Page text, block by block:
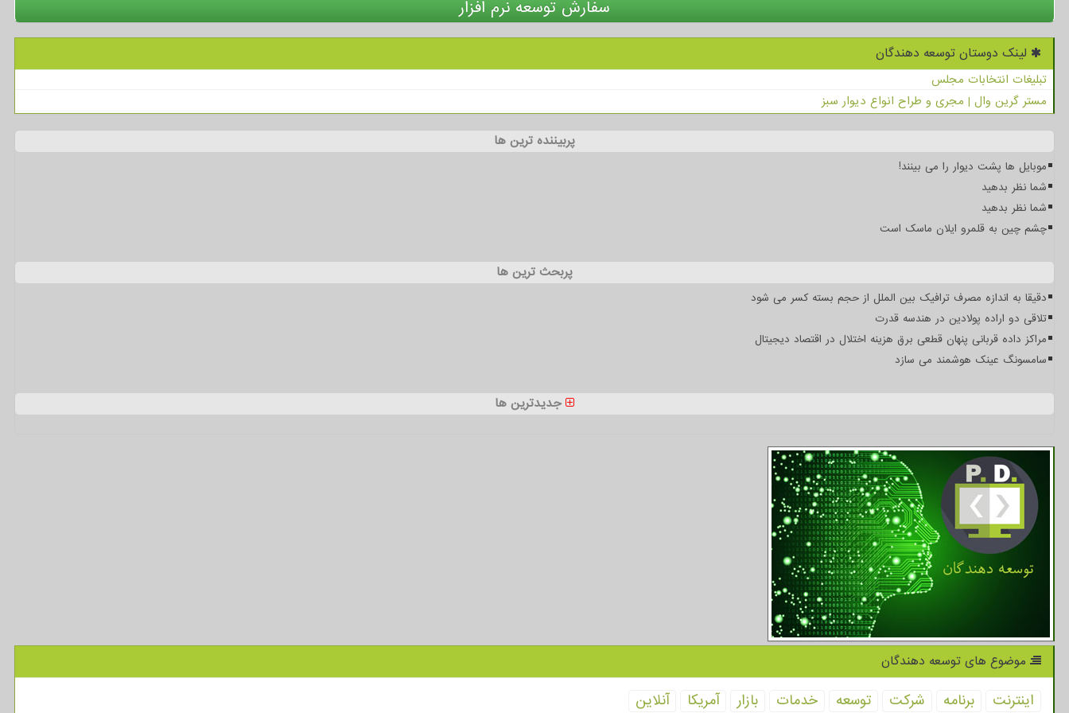
سفارش توسعه نرم افزار
لینک دوستان توسعه دهندگان
تبلیغات انتخابات مجلس
مستر گرین وال | مجری و طراح انواع دیوار سبز
پربیننده ترین ها
موبایل ها پشت دیوار را می بینند!
شما نظر بدهید
شما نظر بدهید
چشم چین به قلمرو ایلان ماسک است
پربحث ترین ها
دقیقا به اندازه مصرف ترافیک بین الملل از حجم بسته کسر می شود
تلاقی دو اراده پولادین در هندسه قدرت
مراکز داده قربانی پنهان قطعی برق هزینه اختلال در اقتصاد دیجیتال
سامسونگ عینک هوشمند می سازد
جدیدترین ها
موضوع های توسعه دهندگان
اینترنت برنامه شركت توسعه خدمات بازار آمریكا آنلاین